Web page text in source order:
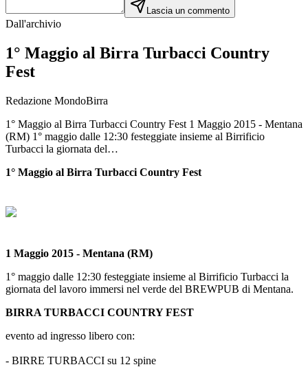
Lascia un commento
Dall'archivio
1° Maggio al Birra Turbacci Country
Fest
Redazione MondoBirra
1° Maggio al Birra Turbacci Country Fest 1 Maggio 2015 - Mentana
(RM) 1° maggio dalle 12:30 festeggiate insieme al Birrificio
Turbacci la giornata del…
1° Maggio al Birra Turbacci Country Fest
1 Maggio 2015 - Mentana (RM)
1° maggio dalle 12:30 festeggiate insieme al Birrificio Turbacci la
giornata del lavoro immersi nel verde del BREWPUB di Mentana.
BIRRA TURBACCI COUNTRY FEST
evento ad ingresso libero con:
- BIRRE TURBACCI su 12 spine